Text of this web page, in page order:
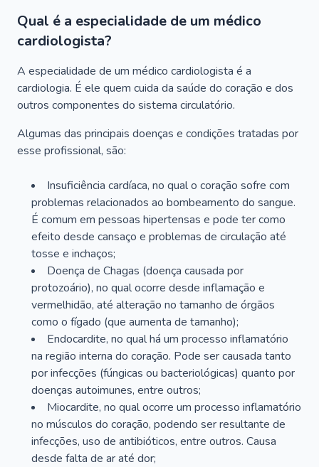
Qual é a especialidade de um médico
cardiologista?
A especialidade de um médico cardiologista é a
cardiologia. É ele quem cuida da saúde do coração e dos
outros componentes do sistema circulatório.
Algumas das principais doenças e condições tratadas por
esse profissional, são:
Insuficiência cardíaca, no qual o coração sofre com
problemas relacionados ao bombeamento do sangue.
É comum em pessoas hipertensas e pode ter como
efeito desde cansaço e problemas de circulação até
tosse e inchaços;
Doença de Chagas (doença causada por
protozoário), no qual ocorre desde inflamação e
vermelhidão, até alteração no tamanho de órgãos
como o fígado (que aumenta de tamanho);
Endocardite, no qual há um processo inflamatório
na região interna do coração. Pode ser causada tanto
por infecções (fúngicas ou bacteriológicas) quanto por
doenças autoimunes, entre outros;
Miocardite, no qual ocorre um processo inflamatório
no músculos do coração, podendo ser resultante de
infecções, uso de antibióticos, entre outros. Causa
desde falta de ar até dor;